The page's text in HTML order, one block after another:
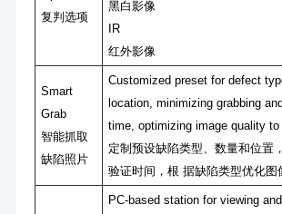
复判选项
⿊⽩影像
IR
红外影像
Smart
Grab
智能抓取
缺陷照⽚
Customized preset for defect
location, minimizing grabbing
time, optimizing image quality
定制预设缺陷类型、数量和位置
验证时间，根 据缺陷类型优化图
PC-based station for viewing